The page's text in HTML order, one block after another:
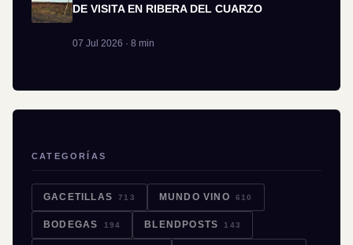
DE VISITA EN RIBERA DEL CUARZO
07 Jul 2026 · 8 min
CATEGORÍAS
GACETILLAS 713 MUNDO VINO 610
BODEGAS 194 BLENDPOSTS 143